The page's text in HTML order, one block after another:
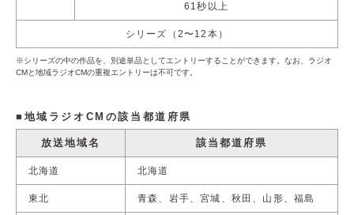
61秒以上
シリーズ（2〜12本）
※シリーズの中の作品を、別途単品としてエントリーすることができます。なお、ラジオ
CMと地域ラジオCMの重複エントリーは不可です。
地域ラジオCMの該当都道府県
放送地域名 該当都道府県
北海道 北海道
東北 青森、岩手、宮城、秋田、山形、福島